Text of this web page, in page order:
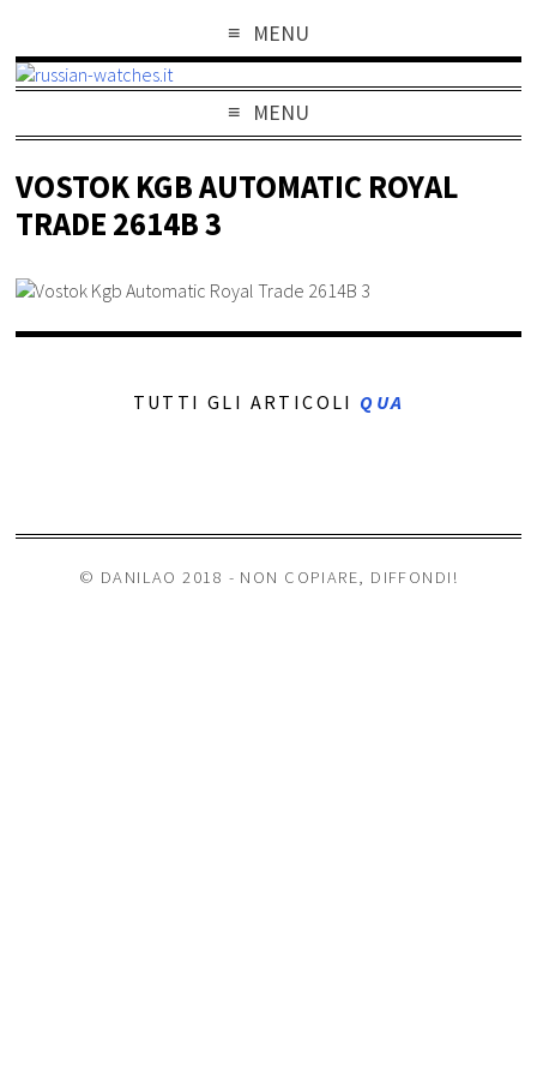
MENU
MENU
VOSTOK KGB AUTOMATIC ROYAL
TRADE 2614B 3
TUTTI GLI ARTICOLI QUA
© DANILAO 2018 - NON COPIARE, DIFFONDI!